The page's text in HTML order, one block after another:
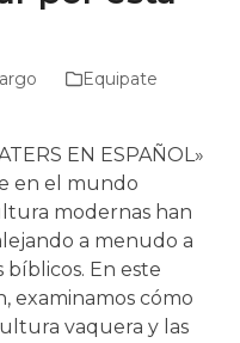
Equipate
EN ESPAÑOL»
en el mundo
modernas han
a menudo a
bíblicos. En este
examinamos cómo
vaquera y las